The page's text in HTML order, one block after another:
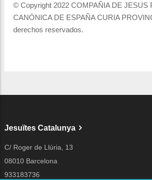
© Copyright 2022 COMPAÑIA DE JESUS
CANÓNICA DE ESPAÑA CURIA
derechos reservados.
Jesuïtes Catalunya
C/ Roger de Llúria, 13
08010 Barcelona
933183736